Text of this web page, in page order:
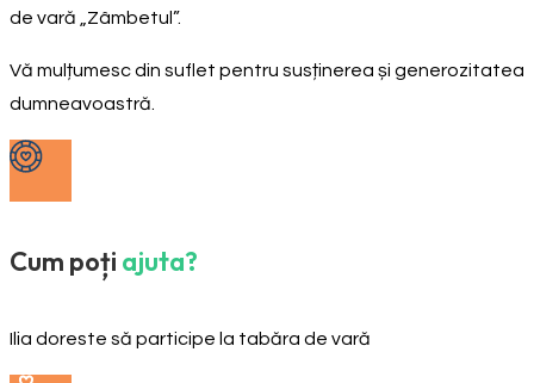
de vară „Zâmbetul”.
Vă mulțumesc din suflet pentru susținerea și generozitatea
dumneavoastră.
Cum poți ajuta?
Ilia doreste să participe la tabăra de vară